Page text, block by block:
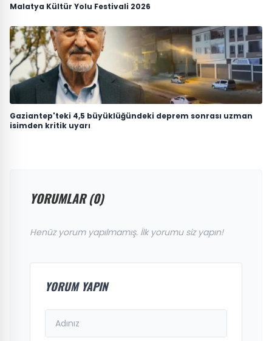
Malatya Kültür Yolu Festivali 2026
Gaziantep'teki 4,5 büyüklüğündeki deprem sonrası uzman
isimden kritik uyarı
YORUMLAR (0)
Henüz yorum yapılmamış. İlk yorumu siz yapın!
YORUM YAPIN